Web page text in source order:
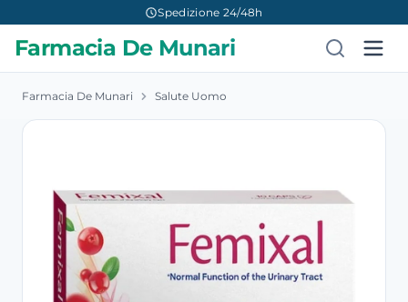
Spedizione 24/48h
Farmacia De Munari
Farmacia De Munari Salute Uomo